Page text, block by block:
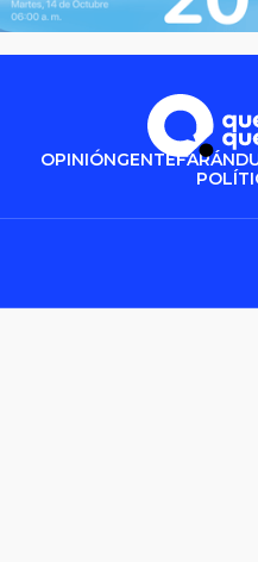
OPINIÓNGENTE